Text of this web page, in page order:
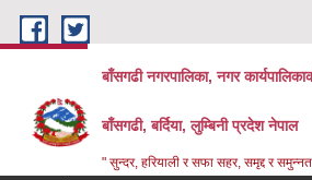
Skip to main content
बाँसगढी नगरपालिका, नगर
बाँसगढी, बर्दिया, लुम्बिनी प्रदेश नेपाल
" सुन्दर, हरियाली र सफा सहर, समृद्द र